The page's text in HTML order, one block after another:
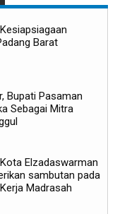
Barat
Bupati Pasaman
Sebagai Mitra
Elzadaswarman
sambutan pada
Madrasah